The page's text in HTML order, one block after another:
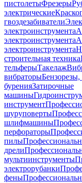
пистолетыФрезеры
электрические
гвоздезабиватели
электроинструмента
электроинструмента
электроинструмента
строительная техника
тельферыТакелаж
вибраторы
буренияЗатирочные
машины
инструмент
шуруповерты
шлифмашины
перфораторы
пилы
дрели
мультиинструменты
электрорубанки
фены